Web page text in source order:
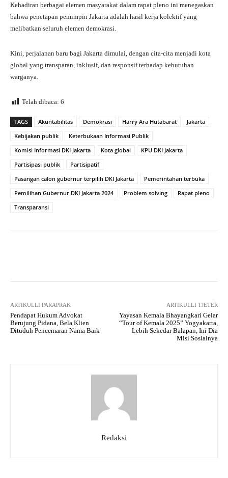
Kehadiran berbagai elemen masyarakat dalam rapat pleno ini menegaskan
bahwa penetapan pemimpin Jakarta adalah hasil kerja kolektif yang
melibatkan seluruh elemen demokrasi.
Kini, perjalanan baru bagi Jakarta dimulai, dengan cita-cita menjadi kota
global yang transparan, inklusif, dan responsif terhadap kebutuhan
warganya.
Telah dibaca: 6
TAGS Akuntabilitas Demokrasi Harry Ara Hutabarat
Jakarta
Kebijakan publik
Keterbukaan Informasi Publik
Komisi Informasi DKI Jakarta
Kota global
KPU DKI Jakarta
Partisipasi publik
Partisipatif
Pasangan calon gubernur terpilih DKI Jakarta
Pemerintahan terbuka
Pemilihan Gubernur DKI Jakarta 2024
Problem solving
Rapat pleno
Transparansi
ARTIKULLI PARAPRAK
Pendapat Hukum Advokat
Berujung Pidana, Bela Klien
Dituduh Pencemaran Nama Baik
ARTIKULLI TJETËR
Yayasan Kemala Bhayangkari Gelar
“Tour of Kemala 2025” Yogyakarta,
Lebih Sekedar Balapan, Ini Dia
Misi Sosialnya
Redaksi